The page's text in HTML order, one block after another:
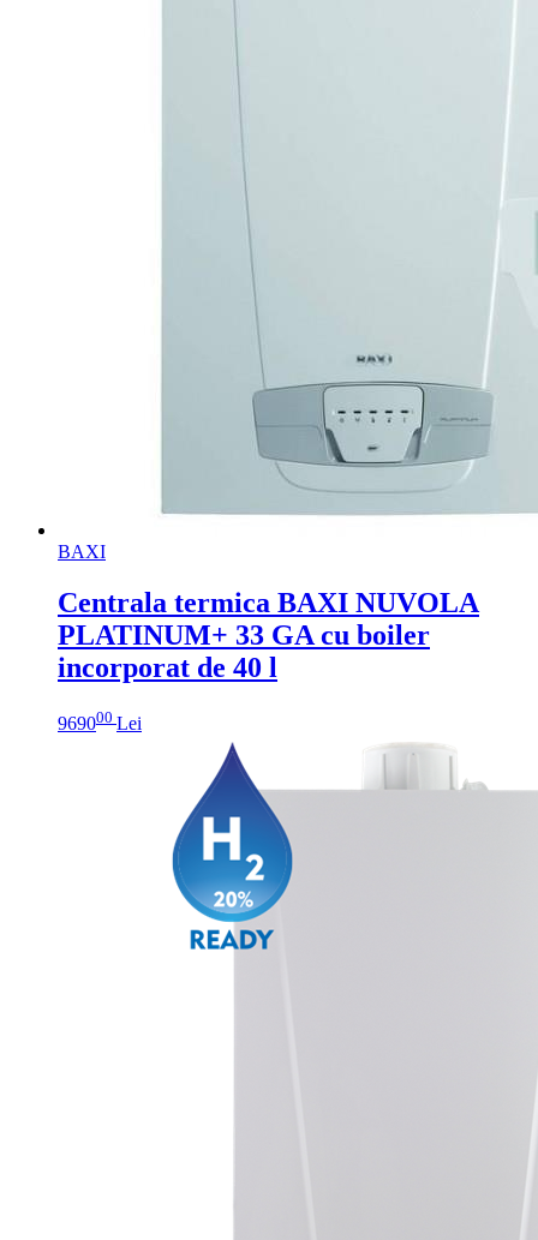
BAXI
Centrala termica BAXI NUVOLA
PLATINUM+ 33 GA cu boiler
incorporat de 40 l
969000 Lei